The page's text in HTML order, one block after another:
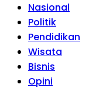
Nasional
Politik
Pendidikan
Wisata
Bisnis
Opini